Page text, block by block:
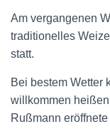
Am vergangenen
traditionelles
statt.
Bei bestem Wetter
willkommen
Rußmann